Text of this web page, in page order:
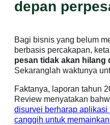
depan
Bagi bisnis yang belum
berbasis percakapan,
pesan tidak akan hilang
Sekaranglah waktunya
Faktanya, laporan tahun
Review menyatakan
disurvei berharap
canggih untuk